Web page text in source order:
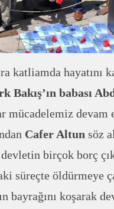
katliamda hayatını
Bakış’ın babası
devam
Cafer Altun söz
birçok borç
süreçte öldürmeye
bayrağını koşarak